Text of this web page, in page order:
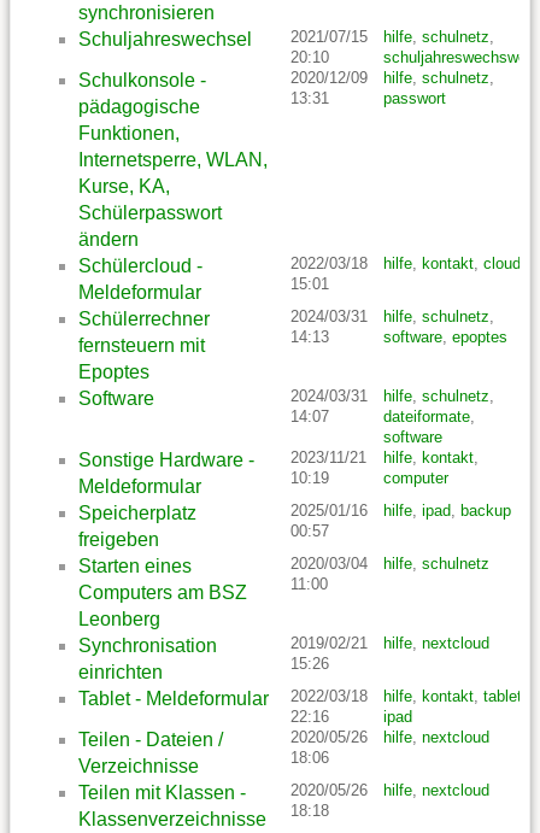
synchronisieren
Schuljahreswechsel
2021/07/15
20:10
hilfe, schulnetz,
schuljahreswechswel
Schulkonsole -
pädagogische
Funktionen,
Internetsperre, WLAN,
Kurse, KA,
Schülerpasswort
ändern
2020/12/09
13:31
hilfe, schulnetz,
passwort
Schülercloud -
Meldeformular
2022/03/18
15:01
hilfe, kontakt, cloud
Schülerrechner
fernsteuern mit
Epoptes
2024/03/31
14:13
hilfe, schulnetz,
software, epoptes
Software
2024/03/31
14:07
hilfe, schulnetz,
dateiformate,
software
Sonstige Hardware -
Meldeformular
2023/11/21
10:19
hilfe, kontakt,
computer
Speicherplatz
freigeben
2025/01/16
00:57
hilfe, ipad, backup
Starten eines
Computers am BSZ
Leonberg
2020/03/04
11:00
hilfe, schulnetz
Synchronisation
einrichten
2019/02/21
15:26
hilfe, nextcloud
Tablet - Meldeformular
2022/03/18
22:16
hilfe, kontakt, tablet
ipad
Teilen - Dateien /
Verzeichnisse
2020/05/26
18:06
hilfe, nextcloud
Teilen mit Klassen -
Klassenverzeichnisse
2020/05/26
18:18
hilfe, nextcloud